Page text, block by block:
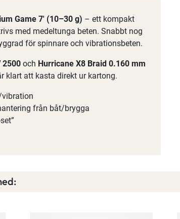
Game 7' (10–30 g) – ett kompakt
med medeltunga beten. Snabbt nog
för spinnare och vibrationsbeten.
2500 och Hurricane X8 Braid 0.160 mm
klart att kasta direkt ur kartong.
vibration
från båt/brygga